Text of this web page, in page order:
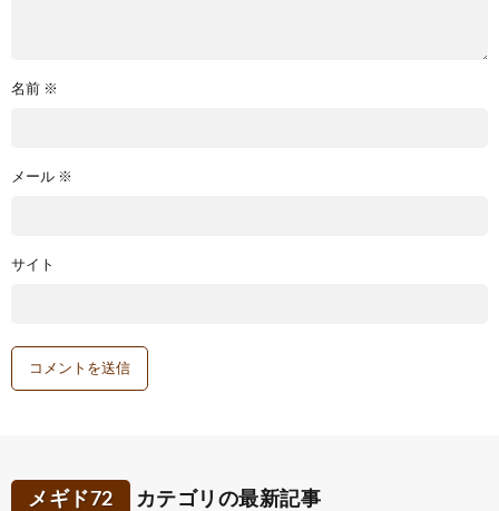
名前 ※
メール ※
サイト
メギド72 カテゴリの最新記事